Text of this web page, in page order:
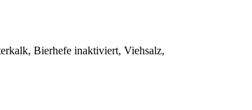
Bierhefe inaktiviert, Viehsalz,